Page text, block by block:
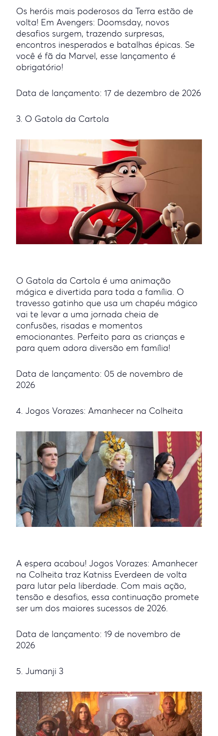
Os heróis mais poderosos da Terra estão de
volta! Em Avengers: Doomsday, novos
desafios surgem, trazendo surpresas,
encontros inesperados e batalhas épicas. Se
você é fã da Marvel, esse lançamento é
obrigatório!
Data de lançamento: 17 de dezembro de 2026
3. O Gatola da Cartola
O Gatola da Cartola é uma animação
mágica e divertida para toda a família. O
travesso gatinho que usa um chapéu mágico
vai te levar a uma jornada cheia de
confusões, risadas e momentos
emocionantes. Perfeito para as crianças e
para quem adora diversão em família!
Data de lançamento: 05 de novembro de
2026
4. Jogos Vorazes: Amanhecer na Colheita
A espera acabou! Jogos Vorazes: Amanhecer
na Colheita traz Katniss Everdeen de volta
para lutar pela liberdade. Com mais ação,
tensão e desafios, essa continuação promete
ser um dos maiores sucessos de 2026.
Data de lançamento: 19 de novembro de
2026
5. Jumanji 3